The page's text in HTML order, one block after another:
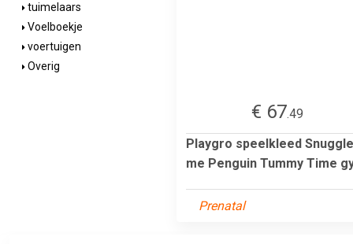
tuimelaars
Voelboekje
voertuigen
Overig
€ 67.49
Playgro speelkleed Snuggle
me Penguin Tummy Time
Prenatal